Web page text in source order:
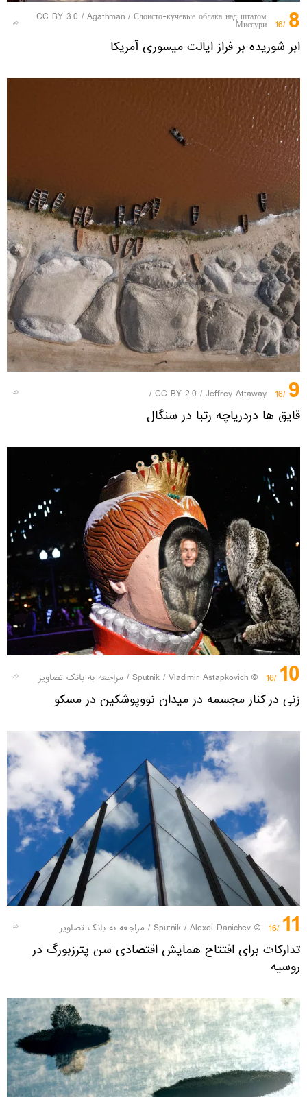
8
/16
CC BY 3.0 / Agathman / Слоисто-кучевые облака над штатом
Миссури
ابر شوریده بر فراز ایالت میسوری آمریکا
9
/16
CC BY 2.0 / Jeffrey Attaway
/
قایق ها دردریاچه رتبا در سنگال
10
/16
© Sputnik / Vladimir Astapkovich
/ مراجعه به بانک تصاویر
زنی در کنار مجسمه در میدان نووپوشکین در مسکو
11
/16
© Sputnik / Alexei Danichev
/ مراجعه به بانک تصاویر
تدارکات برای افتتاح همایش اقتصادی سن پترزبورگ در
روسیه